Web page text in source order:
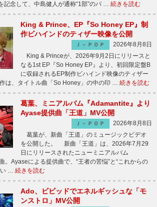
記念して、中島健人が通称“1部”のパ … 続きを読む
King & Prince、EP『So Honey EP』制
作ビハインドのティザー映像を公開
Ｊ－ＰＯＰ
2026年8月8日
King & Princeが、2026年9月2日にリリースと
なる1st EP『So Honey EP』より、初回限定盤B
に収録されるEP制作ビハインド映像のティザー
は、タイトル曲「So Honey」の中の印 … 続きを読む
葛葉、ミニアルバム『Adamantite』より
Ayase提供曲「王道」MV公開
Ｊ－ＰＯＰ
2026年8月8日
葛葉が、新曲「王道」のミュージックビデオ
を公開した。 新曲「王道」は、2026年7月29
日にリリースされたニューミニアルバム
。Ayaseによる提供曲で、“王者の苦悩”と“これからの
い … 続きを読む
Ado、ビビッドでエネルギッシュな「モ
ンストロ」MV公開